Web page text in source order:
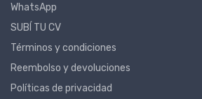
WhatsApp
SUBÍ TU CV
Términos y condiciones
Reembolso y devoluciones
Políticas de privacidad